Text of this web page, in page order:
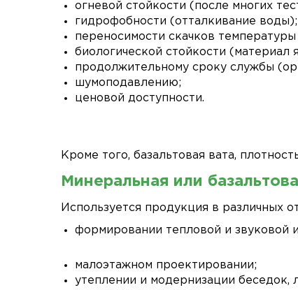
огневой стойкости (после многих
гидрофобности (отталкивание воды);
переносимости скачков
биологической стойкости
продолжительному сроку службы
шумоподавлению;
ценовой доступности.
Кроме того, базальтовая вата,
Минеральная или
Используется продукция в различных
формировании тепловой и звуковой
малоэтажном проектировании;
утеплении и модернизации беседок,